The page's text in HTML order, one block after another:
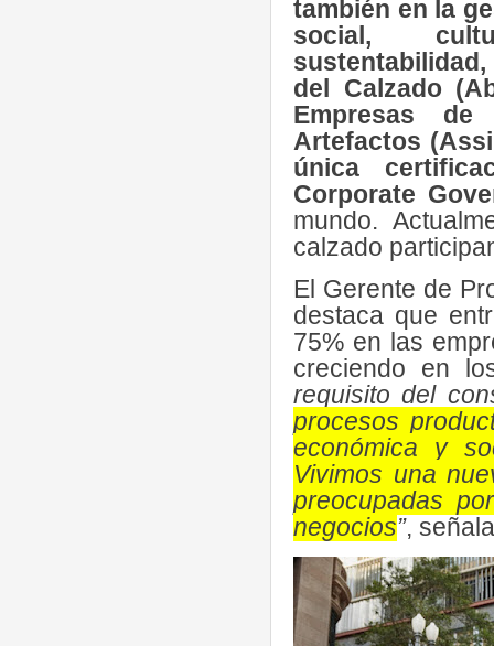
también en la
social,
del Calzado
Empresas
Artefactos
única
Corporate
mundo.
calzado
El Gerente de
destaca que
75% en las
creciendo en
requisito del
procesos
económica y
Vivimos una
preocupadas
negocios”,